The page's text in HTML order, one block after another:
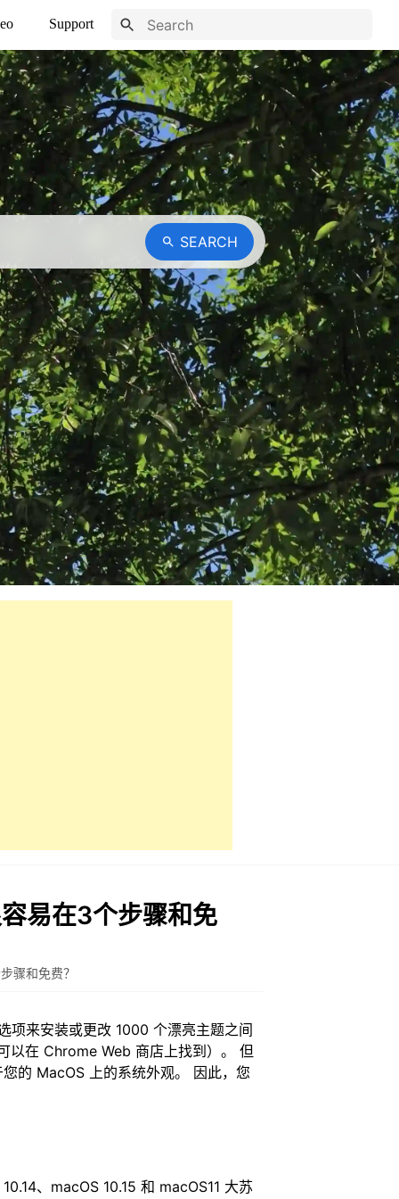
Support
SEARCH
易在3个步骤和免
骤和免费？
项来安装或更改 1000 个漂亮主题之间
以在 Chrome Web 商店上找到）。 但
的 MacOS 上的系统外观。 因此，您
、macOS 10.15 和 macOS11 大苏